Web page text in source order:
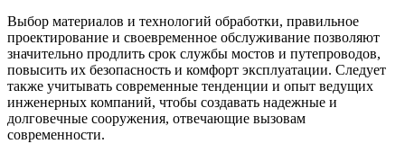
Выбор материалов и технологий обработки, правильное
проектирование и своевременное обслуживание позволяют
значительно продлить срок службы мостов и путепроводов,
повысить их безопасность и комфорт эксплуатации. Следует
также учитывать современные тенденции и опыт ведущих
инженерных компаний, чтобы создавать надежные и
долговечные сооружения, отвечающие вызовам
современности.